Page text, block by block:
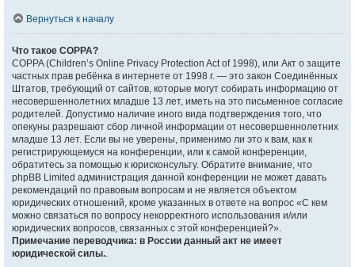
Вернуться к началу
Что такое COPPA?
COPPA (Children’s Online Privacy Protection Act of 1998), или Акт о защите
частных прав ребёнка в интернете от 1998 г. — это закон Соединённых
Штатов, требующий от сайтов, которые могут собирать информацию от
несовершеннолетних младше 13 лет, иметь на это письменное согласие
родителей. Допустимо наличие иного вида подтверждения того, что
опекуны разрешают сбор личной информации от несовершеннолетних
младше 13 лет. Если вы не уверены, применимо ли это к вам, как к
регистрирующемуся на конференции, или к самой конференции,
обратитесь за помощью к юрисконсульту. Обратите внимание, что
phpBB Limited администрация данной конференции не может давать
рекомендаций по правовым вопросам и не является объектом
юридических отношений, кроме указанных в ответе на вопрос «С кем
можно связаться по вопросу некорректного использования и/или
юридических вопросов, связанных с этой конференцией?».
Примечание переводчика: в России данный акт не имеет
юридической силы..